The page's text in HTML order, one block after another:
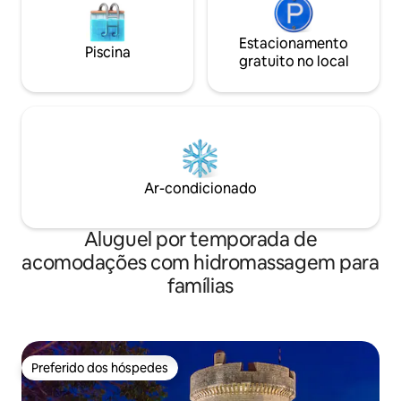
Piscina
Estacionamento
gratuito no local
Ar-condicionado
Aluguel por temporada de
acomodações com hidromassagem para
famílias
Preferido dos hóspedes
Preferido dos hóspedes